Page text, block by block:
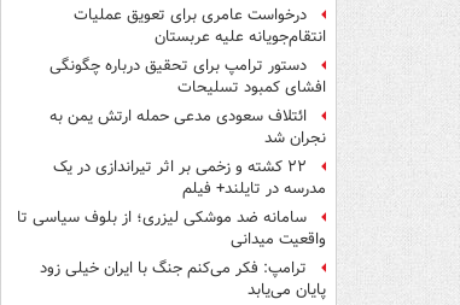
درخواست عامری برای تعویق عملیات
انتقام‌جویانه علیه عربستان
دستور ترامپ برای تحقیق درباره چگونگی
افشای کمبود تسلیحات
ائتلاف سعودی مدعی حمله ارتش یمن به
نجران شد
۲۲ کشته و زخمی بر اثر تیراندازی در یک
مدرسه در تایلند+ فیلم
سامانه ضد موشکی لیزری؛ از بلوف سیاسی تا
واقعیت میدانی
ترامپ: فکر می‌کنم جنگ با ایران خیلی زود
پایان می‌یابد